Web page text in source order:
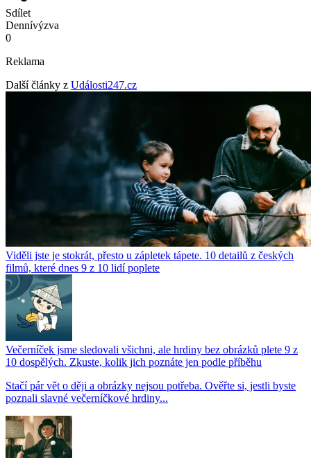
Sdílet
Dennívýzva
0
Reklama
Další články z Události247.cz
Viděli jste je stokrát, přesto u zápletek tápete. 10 detailů z českých
filmů, které dnes 9 z 10 lidí poplete
Večerníček jsme sledovali všichni, ale hrdiny bez obrázků plete 9 z
10 dospělých. Zkuste, kolik jich poznáte jen podle příběhu
Stačí pár vět o ději a obrázky nejsou potřeba. Ověřte si, jestli byste
poznali slavné večerníčkové hrdiny...